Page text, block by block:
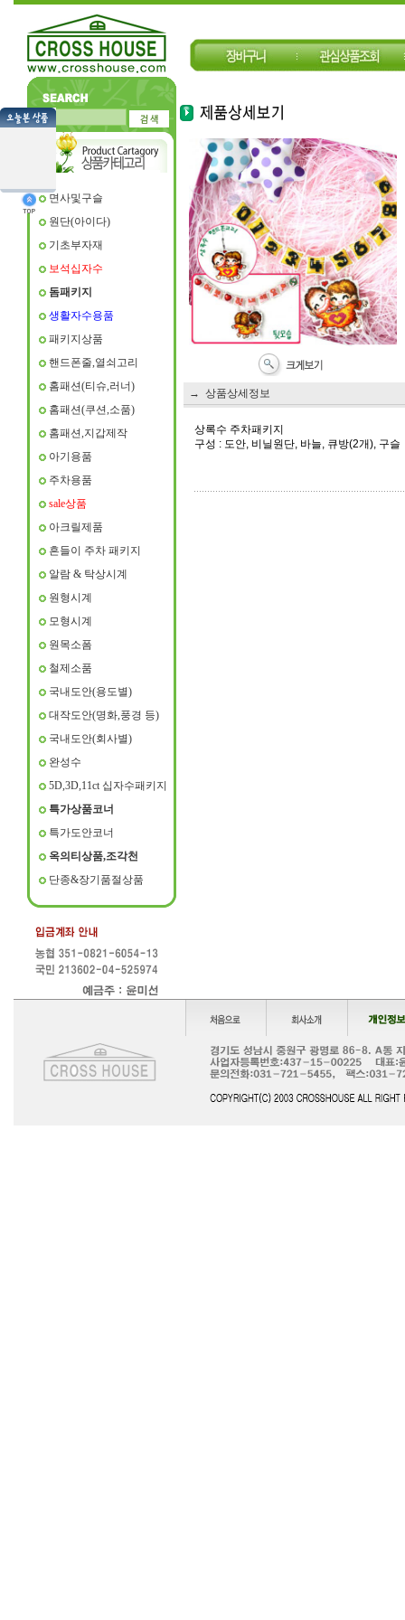
면사및구슬
원단(아이다)
기초부자재
보석십자수
돔패키지
생활자수용품
패키지상품
핸드폰줄,열쇠고리
홈패션(티슈,러너)
홈패션(쿠션,소품)
홈패션,지갑제작
아기용품
주차용품
sale상품
아크릴제품
흔들이 주차 패키지
알람 & 탁상시계
원형시계
모형시계
원목소폼
철제소품
국내도안(용도별)
대작도안(명화,풍경 등)
국내도안(회사별)
완성수
5D,3D,11ct 십자수패키지
특가상품코너
특가도안코너
옥의티상품,조각천
단종&장기품절상품
→ 상품상세정보
상록수 주차패키지
구성 : 도안, 비닐원단, 바늘, 큐방(2개), 구슬